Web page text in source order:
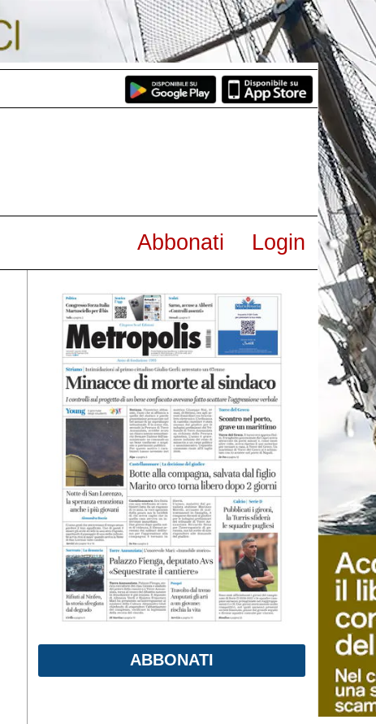
Abbonati Login
ABBONATI